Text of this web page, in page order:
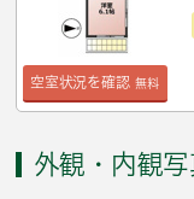
空室状況を確認 無料
外観・内観写